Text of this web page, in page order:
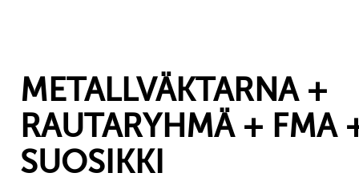
METALLVÄKTARNA +
RAUTARYHMÄ + FMA
SUOSIKKI